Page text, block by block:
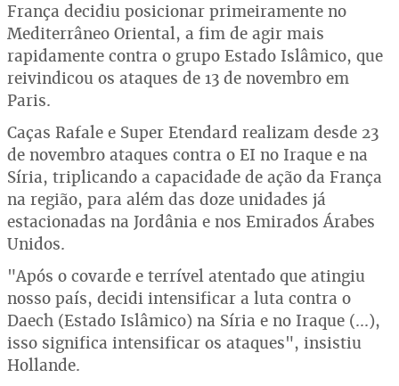
França decidiu posicionar primeiramente no
Mediterrâneo Oriental, a fim de agir mais
rapidamente contra o grupo Estado Islâmico, que
reivindicou os ataques de 13 de novembro em
Paris.
Caças Rafale e Super Etendard realizam desde 23
de novembro ataques contra o EI no Iraque e na
Síria, triplicando a capacidade de ação da França
na região, para além das doze unidades já
estacionadas na Jordânia e nos Emirados Árabes
Unidos.
"Após o covarde e terrível atentado que atingiu
nosso país, decidi intensificar a luta contra o
Daech (Estado Islâmico) na Síria e no Iraque (...),
isso significa intensificar os ataques", insistiu
Hollande.